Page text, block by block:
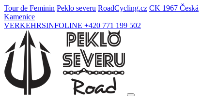
Tour de Feminin Peklo severu RoadCycling.cz CK 1967 Česká
Kamenice
VERKEHRSINFOLINE +420 771 199 502